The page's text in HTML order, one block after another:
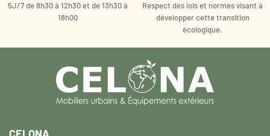
5J/7 de 8h30 à 12h30 et de 13h30 à
18h00
Respect des lois et normes visant à
développer cette transition
écologique.
CELONA